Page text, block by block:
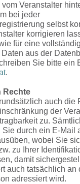
Veranstalter
bei jeder
selbst
korrigieren
für eine
Daten aus der
Sie bitte ein
.
Rechte
auch die
der
zu.
Sie durch ein E-Mail
wobei Sie
zu Ihrer
damit
auch tatsächlich an
adressiert wird.